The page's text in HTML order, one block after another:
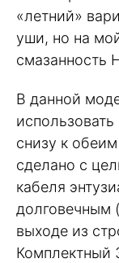
«летний»
уши, но на
смазанность
В данной
снизу к
сделано с
кабеля
долговечным
выходе из
Комплектный